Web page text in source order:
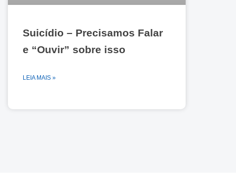
Suicídio – Precisamos Falar
e “Ouvir” sobre isso
LEIA MAIS »